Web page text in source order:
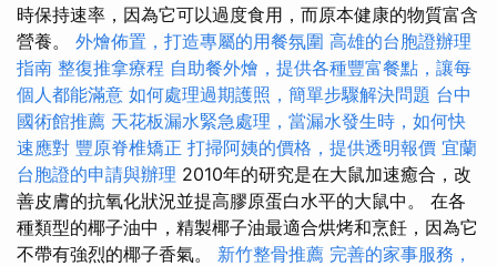
時保持速率，因為它可以過度食用，而原本健康的物質富含
營養。 外燴佈置，打造專屬的用餐氛圍 高雄的台胞證辦理
指南 整復推拿療程 自助餐外燴，提供各種豐富餐點，讓每
個人都能滿意 如何處理過期護照，簡單步驟解決問題 台中
國術館推薦 天花板漏水緊急處理，當漏水發生時，如何快
速應對 豐原脊椎矯正 打掃阿姨的價格，提供透明報價 宜蘭
台胞證的申請與辦理 2010年的研究是在大鼠加速癒合，改
善皮膚的抗氧化狀況並提高膠原蛋白水平的大鼠中。 在各
種類型的椰子油中，精製椰子油最適合烘烤和烹飪，因為它
不帶有強烈的椰子香氣。 新竹整骨推薦 完善的家事服務，